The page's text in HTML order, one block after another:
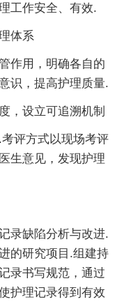
工作安全、有效.
体系
作用，明确各自的
识，提高护理质量.
，设立可追溯机制
评方式以现场考评
生意见，发现护理
录缺陷分析与改进.
的研究项目.组建持
录书写规范，通过
护理记录得到有效